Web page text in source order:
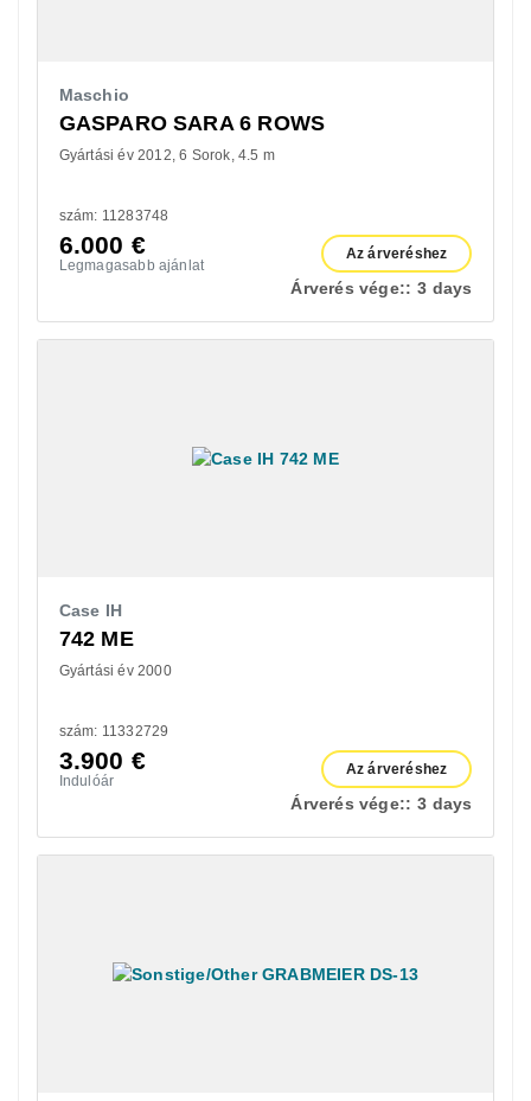
Maschio
GASPARO SARA 6 ROWS
Gyártási év 2012 6 Sorok 4.5 m
szám: 11283748
6.000 €
Legmagasabb ajánlat
Az árveréshez
Árverés vége:: 3 days
Case IH
742 ME
Gyártási év 2000
szám: 11332729
3.900 €
Indulóár
Az árveréshez
Árverés vége:: 3 days